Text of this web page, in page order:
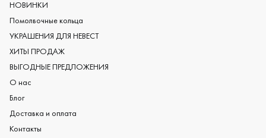
Мужские обручальные кольца
Женские обручальные кольца
Обручальные кольца из платины
Дизайнерские обручальные кольца
Черные обручальные кольца
НОВИНКИ
Помолвочные кольца
УКРАШЕНИЯ ДЛЯ НЕВЕСТ
ХИТЫ ПРОДАЖ
ВЫГОДНЫЕ ПРЕДЛОЖЕНИЯ
О нас
Блог
Доставка и оплата
Контакты